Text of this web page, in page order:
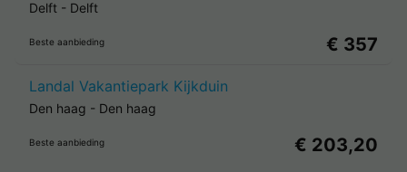
Delft - Delft
Beste aanbieding € 357
Landal Vakantiepark Kijkduin
Den haag - Den haag
Beste aanbieding € 203,20